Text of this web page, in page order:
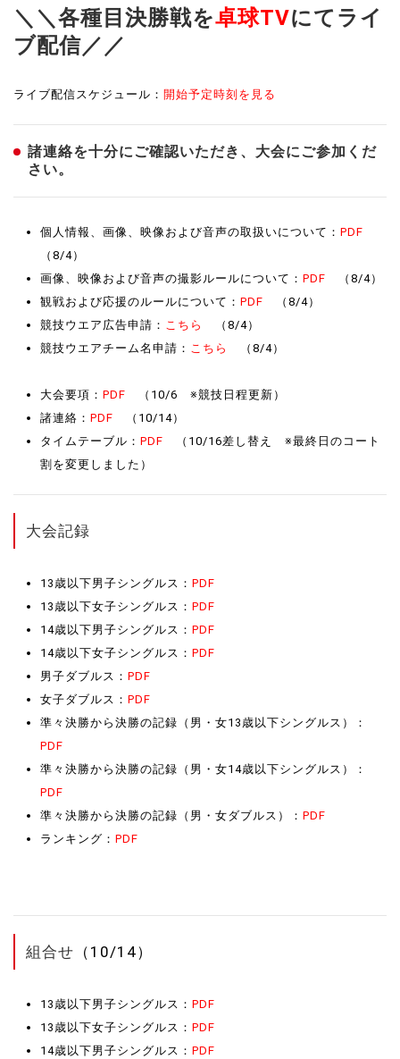
＼＼各種目決勝戦を卓球TVにてライ
ブ配信／／
ライブ配信スケジュール： 開始予定時刻を見る
諸連絡を十分にご確認いただき、大会にご参加くだ
さい。
個人情報、画像、映像および音声の取扱いについて： PDF
（8/4）
画像、映像および音声の撮影ルールについて： PDF （8/4）
観戦および応援のルールについて： PDF （8/4）
競技ウエア広告申請： こちら
（8/4）
競技ウエアチーム名申請： こちら （8/4）
大会要項： PDF （10/6 ※競技日程更新）
諸連絡： PDF （10/14）
タイムテーブル： PDF （10/16差し替え ※最終日のコート
割を変更しました）
大会記録
13歳以下男子シングルス： PDF
13歳以下女子シングルス： PDF
14歳以下男子シングルス： PDF
14歳以下女子シングルス： PDF
男子ダブルス： PDF
女子ダブルス： PDF
準々決勝から決勝の記録（男・女13歳以下シングルス）：
PDF
準々決勝から決勝の記録（男・女14歳以下シングルス）：
PDF
準々決勝から決勝の記録（男・女ダブルス）： PDF
ランキング： PDF
組合せ （10/14）
13歳以下男子シングルス： PDF
13歳以下女子シングルス： PDF
14歳以下男子シングルス： PDF